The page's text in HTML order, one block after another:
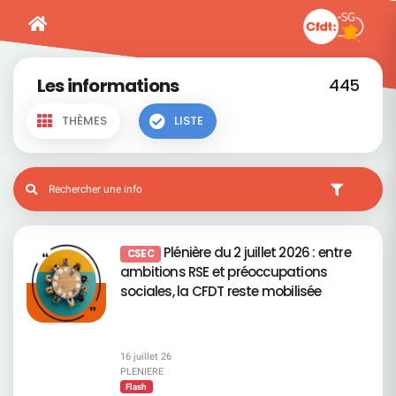
Les informations 445
THÈMES LISTE
CSEC Plénière du 2 juillet 2026 : entre
ambitions RSE et préoccupations
sociales, la CFDT reste mobilisée
16 juillet 26
PLENIERE
Flash